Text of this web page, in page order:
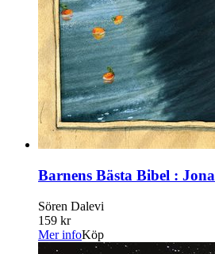
Barnens Bästa Bibel : Jona
Sören Dalevi
159 kr
Mer infoKöp